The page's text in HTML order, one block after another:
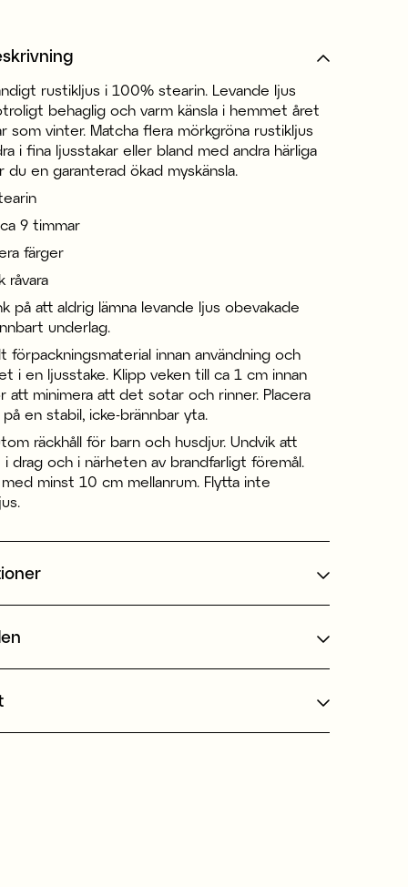
rustikljus i 100% stearin. Levande ljus
behaglig och varm känsla i hemmet året
som vinter. Matcha flera mörkgröna rustikljus
i fina ljusstakar eller bland med andra härliga
du en garanterad ökad myskänsla.
9 timmar
färger
råvara
på att aldrig lämna levande ljus obevakade
underlag.
förpackningsmaterial innan användning och
i en ljusstake. Klipp veken till ca 1 cm innan
att minimera att det sotar och rinner. Placera
en stabil, icke-brännbar yta.
räckhåll för barn och husdjur. Undvik att
drag och i närheten av brandfarligt föremål.
med minst 10 cm mellanrum. Flytta inte